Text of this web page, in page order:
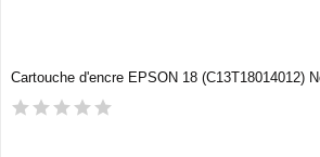
Cartouche d'encre EPSON 18 (C13T18014012)